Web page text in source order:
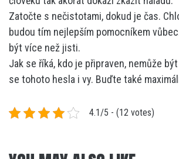
Zatočte s nečistotami, dokud je čas.
budou tím nejlepším pomocníkem
být více než jisti.
Jak se říká, kdo je připraven, nemůže
se tohoto hesla i vy. Buďte také
4.1/5 - (12 votes)